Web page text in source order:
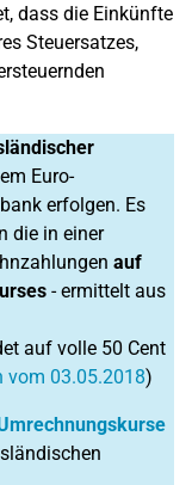
dass die Einkünfte
Steuersatzes,
Euro-
erfolgen. Es
die in einer
auf
- ermittelt aus
auf volle 50 Cent
vom 03.05.2018)